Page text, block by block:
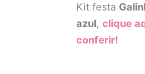
Kit festa
azul,clique
conferir!